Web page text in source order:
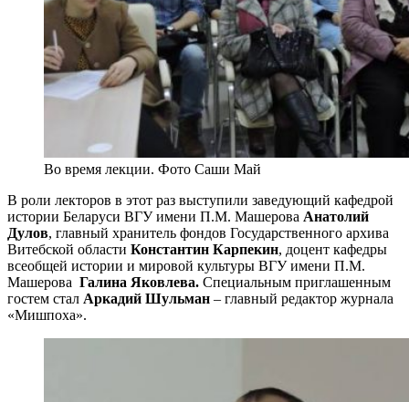
Во время лекции. Фото Саши Май
В роли лекторов в этот раз выступили заведующий кафедрой
истории Беларуси ВГУ имени П.М. Машерова Анатолий
Дулов, главный хранитель фондов Государственного архива
Витебской области Константин Карпекин, доцент кафедры
всеобщей истории и мировой культуры ВГУ имени П.М.
Машерова Галина Яковлева. Специальным приглашенным
гостем стал Аркадий Шульман – главный редактор журнала
«Мишпоха».